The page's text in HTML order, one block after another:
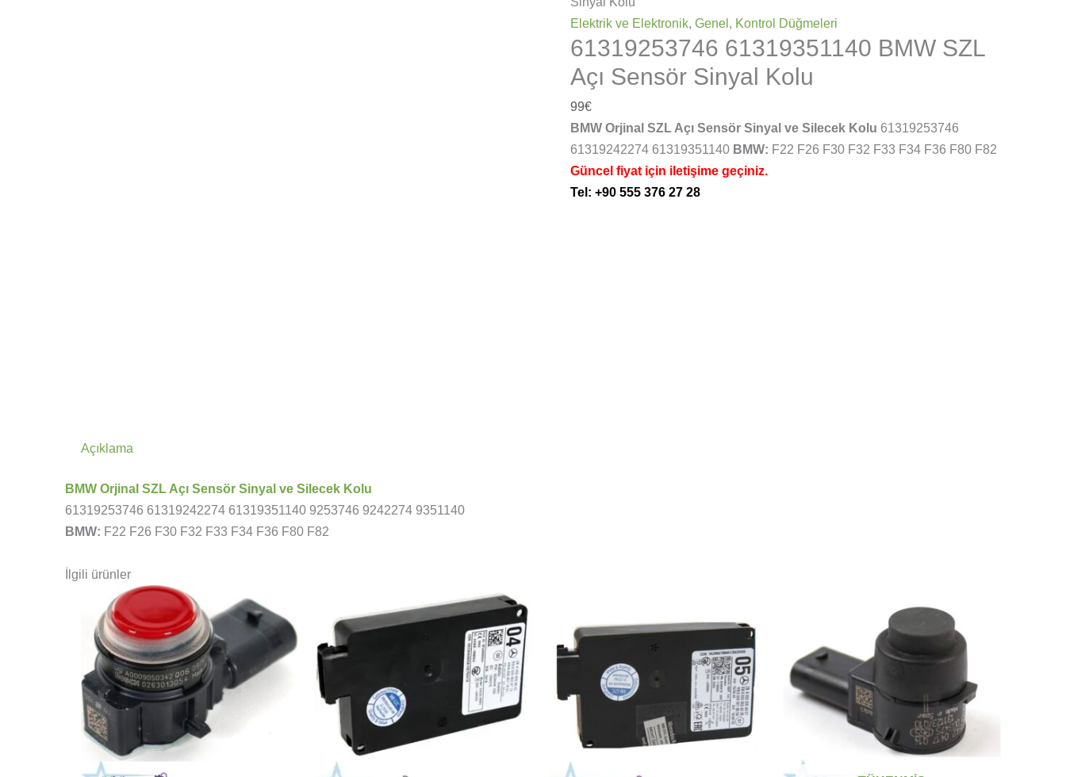
Elektrik ve Elektronik,Genel , Kontrol Düğmeleri
61319253746 61319351140 BMW SZL
Açı Sensör Sinyal Kolu
99€
BMW Orjinal SZL Açı Sensör Sinyal ve Silecek Kolu 61319253746
61319242274 61319351140 BMW: F22 F26 F30 F32 F33 F34 F36 F80 F82
Güncel fiyat için iletişime geçiniz.
Tel: +90 555 376 27 28
Açıklama
BMW Orjinal SZL Açı Sensör Sinyal ve Silecek Kolu
61319253746 61319242274 61319351140 9253746 9242274 9351140
BMW: F22 F26 F30 F32 F33 F34 F36 F80 F82
İlgili ürünler